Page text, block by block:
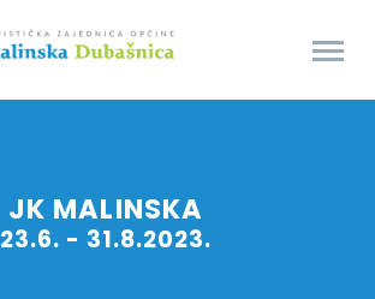
JK MALINSKA
23.6. - 31.8.2023.